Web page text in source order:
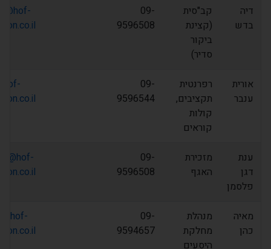
דיה
בדש
קב"סית
(קצינת
ביקור
סדיר)
09-
9596508
אורית
ענבר
רפרנטית
תקציבים,
קולות
קוראים
09-
9596544
ענת
דגן
פלסמן
מזכירת
האגף
09-
9596508
מאיה
כהן
מנהלת
מחלקת
היסעים
09-
9594657